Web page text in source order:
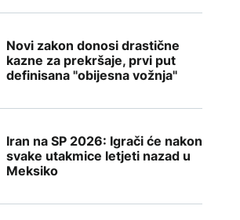
Novi zakon donosi drastične
kazne za prekršaje, prvi put
definisana "obijesna vožnja"
Iran na SP 2026: Igrači će nakon
svake utakmice letjeti nazad u
Meksiko